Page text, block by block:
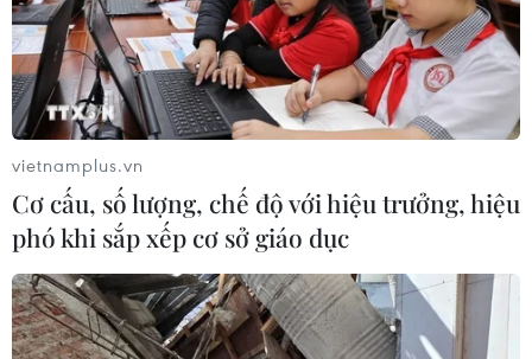
vietnamplus.vn
Cơ cấu, số lượng, chế độ với hiệu trưởng, hiệu
phó khi sắp xếp cơ sở giáo dục